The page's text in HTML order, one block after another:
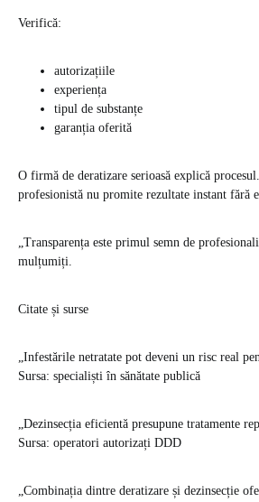
Verifică:
autorizațiile
experiența
tipul de substanțe
garanția oferită
O firmă de deratizare serioasă explică
profesionistă nu promite rezultate instant fără
„Transparența este primul semn de
mulțumiți.
Citate și surse
„Infestările netratate pot deveni un risc real
Sursa: specialiști în sănătate publică
„Dezinsecția eficientă presupune tratamente
Sursa: operatori autorizați DDD
„Combinația dintre deratizare și dezinsecție